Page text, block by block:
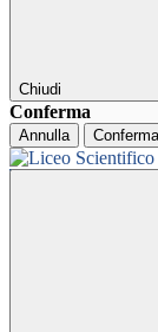
Chiudi
Conferma
Annulla Conferma